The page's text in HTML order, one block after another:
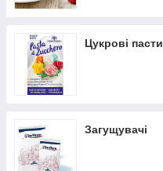
Цукрові пасти
Загущувачі